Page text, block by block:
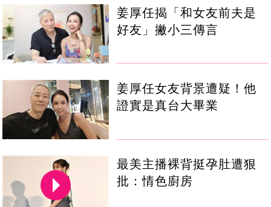
姜厚任揭「和女友前夫是
好友」撇小三傳言
姜厚任女友背景遭疑！他
證實是真台大畢業
最美主播裸背挺孕肚遭狠
批：情色廚房